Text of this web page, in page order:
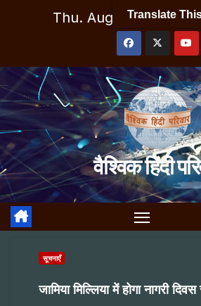
Thu. Aug 6th, 2026
वैश्विक हिंदी
सूचनाएँ
जामिया मिल्लिया में होगा नागरी
Translate